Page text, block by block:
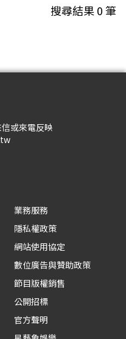
搜尋結果0筆
或來電反映
業務服務
隱私權政策
網站使用協定
數位廣告與贊助政策
節目版權銷售
公開招標
官方聲明